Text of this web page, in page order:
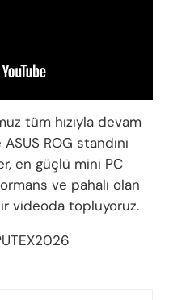
tüm hızıyla devam
ROG standını
en güçlü mini PC
ve pahalı olan
videoda topluyoruz.